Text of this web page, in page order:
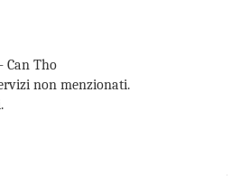
Can Tho
non menzionati.